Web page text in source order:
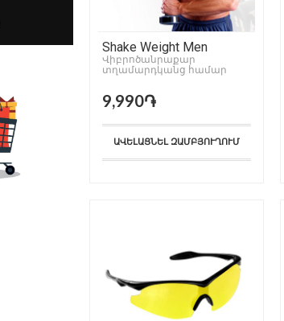
Shake Weight Men
Վիբրոծանրաքար
տղամարդկանց համար
9,990֏
ԱՎԵԼԱՑՆԵԼ ԶԱՄԲՅՈՒՂՈՒՄ